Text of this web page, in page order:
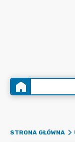
STRONA GŁÓWNA